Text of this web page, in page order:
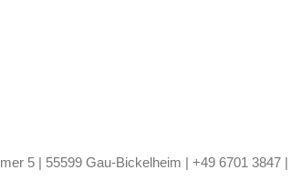
5| 55599 Gau-Bickelheim | +49 6701 3847 |